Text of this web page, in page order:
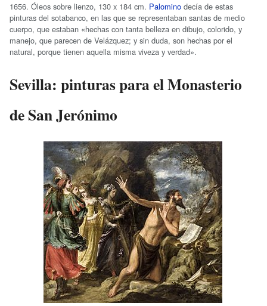
1656. Óleos sobre lienzo, 130 x 184 cm. Palomino decía de estas
pinturas del sotabanco, en las que se representaban santas de medio
cuerpo, que estaban «hechas con tanta belleza en dibujo, colorido, y
manejo, que parecen de Velázquez; y sin duda, son hechas por el
natural, porque tienen aquella misma viveza y verdad».
Sevilla: pinturas para el Monasterio
de San Jerónimo